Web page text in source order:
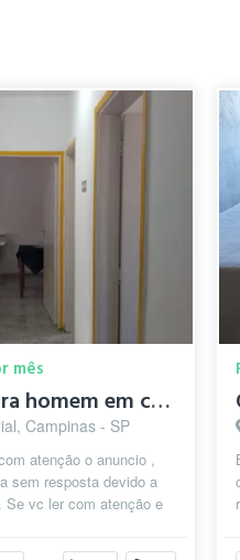
mês
quarto para homem em casa de família
Campinas - SP
atenção o anuncio ,
sem resposta devido a
Se vc ler com atenção e